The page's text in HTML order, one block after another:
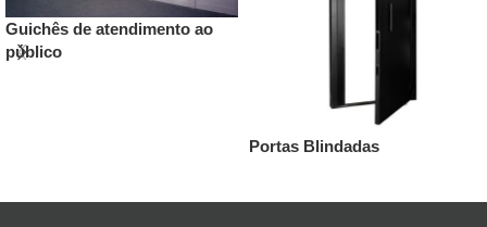
Guichês de atendimento ao
público
Portas Blindadas